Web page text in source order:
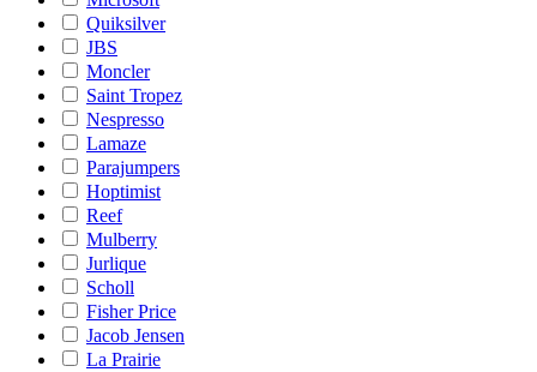
Quiksilver
JBS
Moncler
Saint Tropez
Nespresso
Lamaze
Parajumpers
Hoptimist
Reef
Mulberry
Jurlique
Scholl
Fisher Price
Jacob Jensen
La Prairie